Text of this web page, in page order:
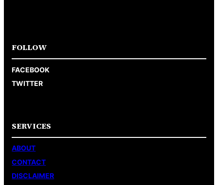
FOLLOW
FACEBOOK
TWITTER
SERVICES
ABOUT
CONTACT
DISCLAIMER